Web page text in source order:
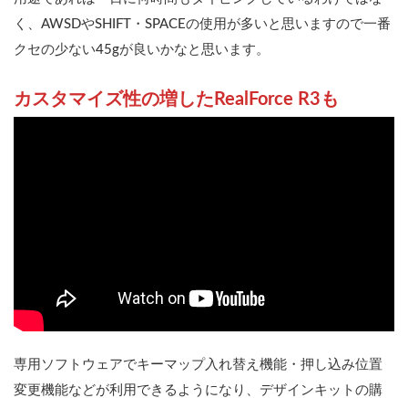
く、AWSDやSHIFT・SPACEの使用が多いと思いますので一番
クセの少ない45gが良いかなと思います。
カスタマイズ性の増したRealForce R3も
専用ソフトウェアでキーマップ入れ替え機能・押し込み位置
変更機能などが利用できるようになり、デザインキットの購